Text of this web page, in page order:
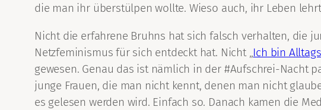
die man ihr überstülpen wollte. Wieso auch, ihr Leben
Nicht die erfahrene Bruhns hat sich falsch verhalten, die
Netzfeminismus für sich entdeckt hat. Nicht „Ich bin
gewesen. Genau das ist nämlich in der #Aufschrei-Nacht
junge Frauen, die man nicht kennt, denen man nicht
es gelesen werden wird. Einfach so. Danach kamen die